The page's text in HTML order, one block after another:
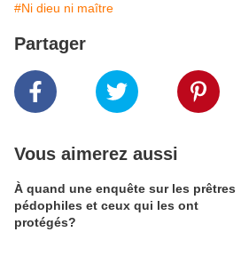
#Ni dieu ni maître
Partager
Vous aimerez aussi
À quand une enquête sur les prêtres
pédophiles et ceux qui les ont
protégés?